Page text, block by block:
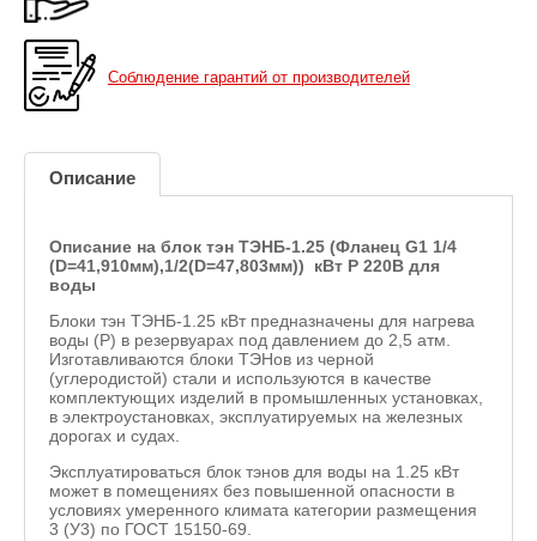
Соблюдение гарантий от производителей
Описание
Описание на блок тэн ТЭНБ-1.25 (Фланец G1 1/4
(D=41,910мм),1/2(D=47,803мм)) кВт P 220В для
воды
Блоки тэн ТЭНБ-1.25 кВт предназначены для нагрева
воды (P) в резервуарах под давлением до 2,5 атм.
Изготавливаются блоки ТЭНов из черной
(углеродистой) стали и используются в качестве
комплектующих изделий в промышленных установках,
в электроустановках, эксплуатируемых на железных
дорогах и судах.
Эксплуатироваться блок тэнов для воды на 1.25 кВт
может в помещениях без повышенной опасности в
условиях умеренного климата категории размещения
3 (У3) по ГОСТ 15150-69.